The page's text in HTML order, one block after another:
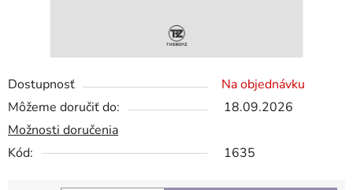
Dostupnosť
Na objednávku
Môžeme doručiť do:
18.09.2026
Možnosti doručenia
Kód:
1635